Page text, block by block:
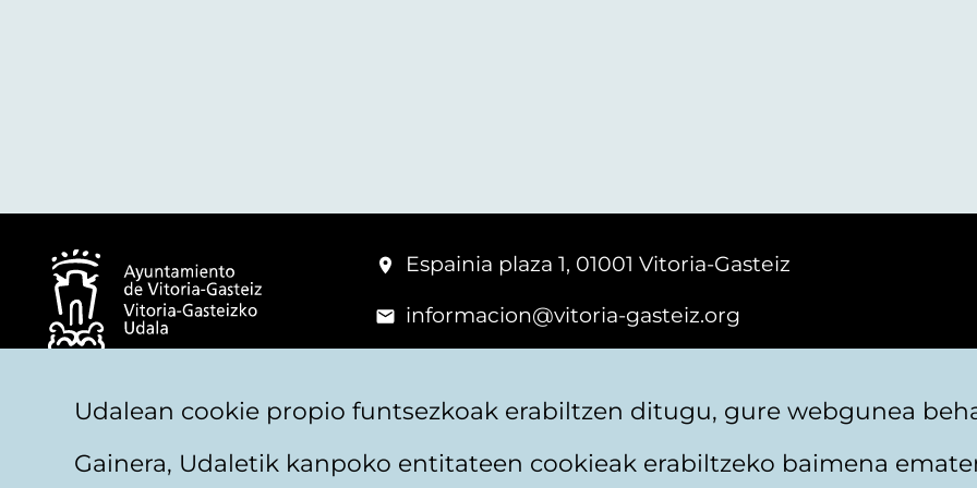
© Vitoria-Gasteizko Udala
Espainia plaza 1, 01001 Vitoria-Gasteiz
informacion@vitoria-gasteiz.org
Udalean cookie propio funtsezkoak erabiltzen ditugu, gure webgunea
Gainera, Udaletik kanpoko entitateen cookieak erabiltzeko baimena